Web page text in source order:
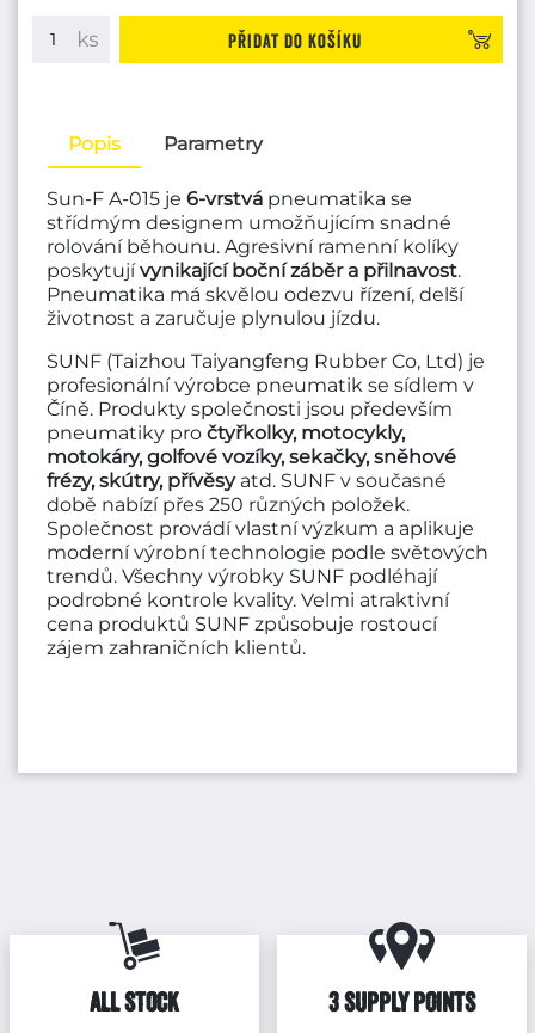
Přidat do košíku
Popis Parametry
Sun-F A-015 je 6-vrstvá pneumatika se
střídmým designem umožňujícím snadné
rolování běhounu. Agresivní ramenní kolíky
poskytujívynikající boční záběr a přilnavost.
Pneumatika má skvělou odezvu řízení, delší
životnost a zaručuje plynulou jízdu.
SUNF (Taizhou Taiyangfeng Rubber Co, Ltd) je
profesionální výrobce pneumatik se sídlem v
Číně. Produkty společnosti jsou především
pneumatiky pro čtyřkolky, motocykly,
motokáry, golfové vozíky, sekačky, sněhové
frézy, skútry, přívěsyatd. SUNF v současné
době nabízí přes 250 různých položek.
Společnost provádí vlastní výzkum a aplikuje
moderní výrobní technologie podle světových
trendů. Všechny výrobky SUNF podléhají
podrobné kontrole kvality. Velmi atraktivní
cena produktů SUNF způsobuje rostoucí
zájem zahraničních klientů.
ALL STOCK 3 SUPPLY POINTS